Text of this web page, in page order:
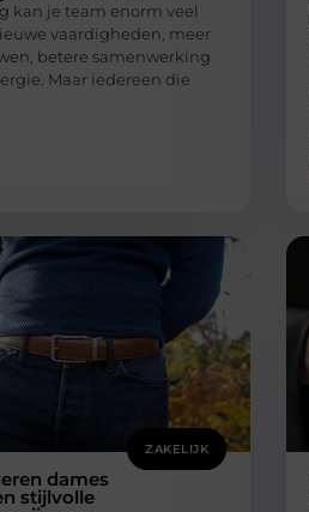
kan je team enorm veel
vaardigheden, meer
betere samenwerking
Maar iedereen die
ZAKELIJK
dames
stijlvolle